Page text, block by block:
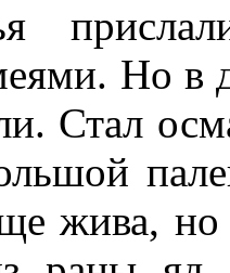
Но в
Стал
жива, но